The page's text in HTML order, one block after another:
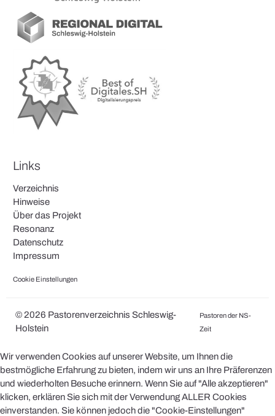
Links
Verzeichnis
Hinweise
Über das Projekt
Resonanz
Datenschutz
Impressum
Cookie Einstellungen
© 2026 Pastorenverzeichnis Schleswig-
Holstein
Pastoren der NS-
Zeit
Wir verwenden Cookies auf unserer Website, um Ihnen die
bestmögliche Erfahrung zu bieten, indem wir uns an Ihre Präferenzen
und wiederholten Besuche erinnern. Wenn Sie auf "Alle akzeptieren"
klicken, erklären Sie sich mit der Verwendung ALLER Cookies
einverstanden. Sie können jedoch die "Cookie-Einstellungen"